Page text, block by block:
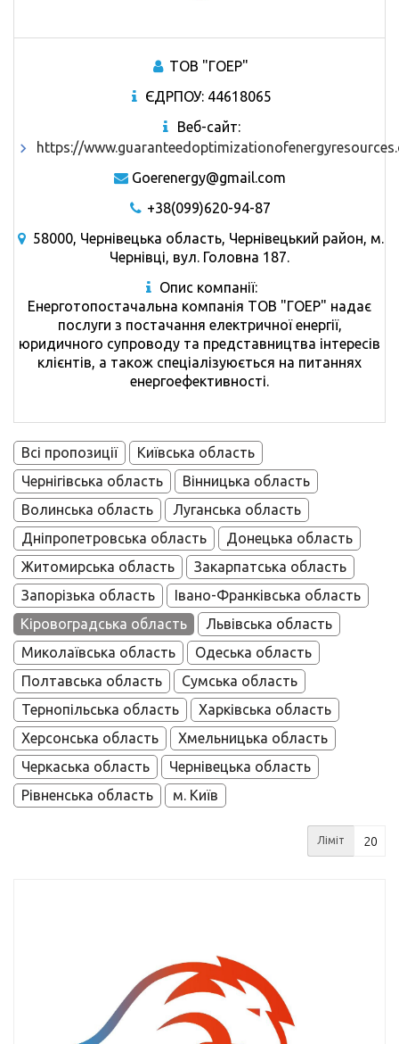
ТОВ "ГОЕР"
ЄДРПОУ: 44618065
Веб-сайт:
https://
Goerenergy@gmail.com
+38(099)620-94-87
58000, Чернівецька область, Чернівецький район, м.
Чернівці, вул. Головна 187.
Опис компанії:
Енерготопостачальна компанія ТОВ "ГОЕР" надає
послуги з постачання електричної енергії,
юридичного супроводу та представництва інтересів
клієнтів, а також спеціалізуюється на питаннях
енергоефективності.
Всі пропозиції
Київська область
Чернігівська область
Вінницька область
Волинська область
Луганська область
Дніпропетровська область
Донецька область
Житомирська область
Закарпатська область
Запорізька область
Івано-Франківська область
Кіровоградська область
Львівська область
Миколаївська область
Одеська область
Полтавська область
Сумська область
Тернопільська область
Харківська область
Херсонська область
Хмельницька область
Черкаська область
Чернівецька область
Рівненська область
м. Київ
Ліміт